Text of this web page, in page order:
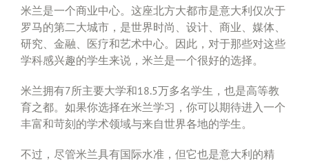
米兰是一个商业中心。这座北方大都市是意大利仅次于
罗马的第二大城市，是世界时尚、设计、商业、媒体、
研究、金融、医疗和艺术中心。因此，对于那些对这些
学科感兴趣的学生来说，米兰是一个很好的选择。
米兰拥有7所主要大学和18.5万多名学生，也是高等教
育之都。如果你选择在米兰学习，你可以期待进入一个
丰富和苛刻的学术领域与来自世界各地的学生。
不过，尽管米兰具有国际水准，但它也是意大利的精